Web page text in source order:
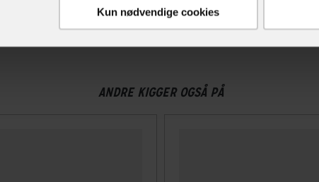
Kun nødvendige cookies
ANDRE KIGGER OGSÅ PÅ